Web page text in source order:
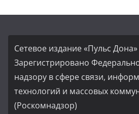
Сетевое издание «Пульс Дона»
Зарегистрировано
надзору в сфере связи,
технологий и массовых
(Роскомнадзор)